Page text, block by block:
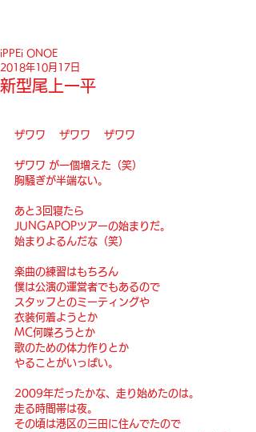
新型尾上一平
iPPEi ONOE
2018年10月17日
ザワワ 　ザワワ 　ザワワ
ザワワ が一個増えた（笑）
胸騒ぎが半端ない。
あと3回寝たら
JUNGAPOPツアーの始まりだ。
始まりよるんだな（笑）
楽曲の練習はもちろん
僕は公演の運営者でもあるので
スタッフとのミーティングや
衣装何着ようとか
MC何喋ろうとか
歌のための体力作りとか
やることがいっぱい。
2009年だったかな、走り始めたのは。
走る時間帯は夜。
その頃は港区の三田に住んでたので